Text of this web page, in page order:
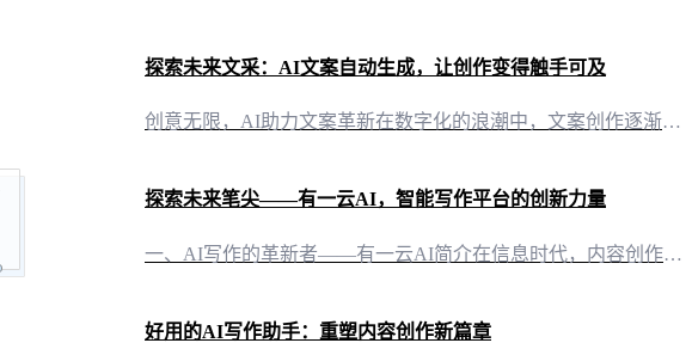
探索未来文采：AI文案自动生成，让创作变得触手可及
创意无限，AI助力文案革新在数字化的浪潮中，文案创作逐渐成为自媒体时代的重要技能。然而，面对日益繁重的创作任务，许多创作者常常感到力不从心。这时，“有一云AI”应运而生，以智能化的力量，为文案创作带来前所未有的便捷与高效。 智能排版，美学与功能的完美融合“有一云AI”在内容排版上独具匠心，提供包含标题、内容、图文、分隔、引导等五大类数千款装修皮肤。无论是追求简洁大气的风格，还是偏爱精致细腻的设计
探索未来笔尖——有一云AI，智能写作平台的创新力量
一、AI写作的革新者——有一云AI简介在信息时代，内容创作如同一场不息的浪潮，推动着社会的进步。有一云AI，应运而生，作为一款创新型AI智能写作+排版软件，它以科技之翼，为自媒体创作者开辟了一条高效、便捷的创作之路。 二、内容排版，艺术与技术的完美融合在众多内容排版软件中，有一云AI独树一帜。它提供了标题、内容、图文、分隔、引导等五大类数千款装修皮肤，每一款都如同精心设计的艺术品，既满足视觉美感
好用的AI写作助手：重塑内容创作新篇章